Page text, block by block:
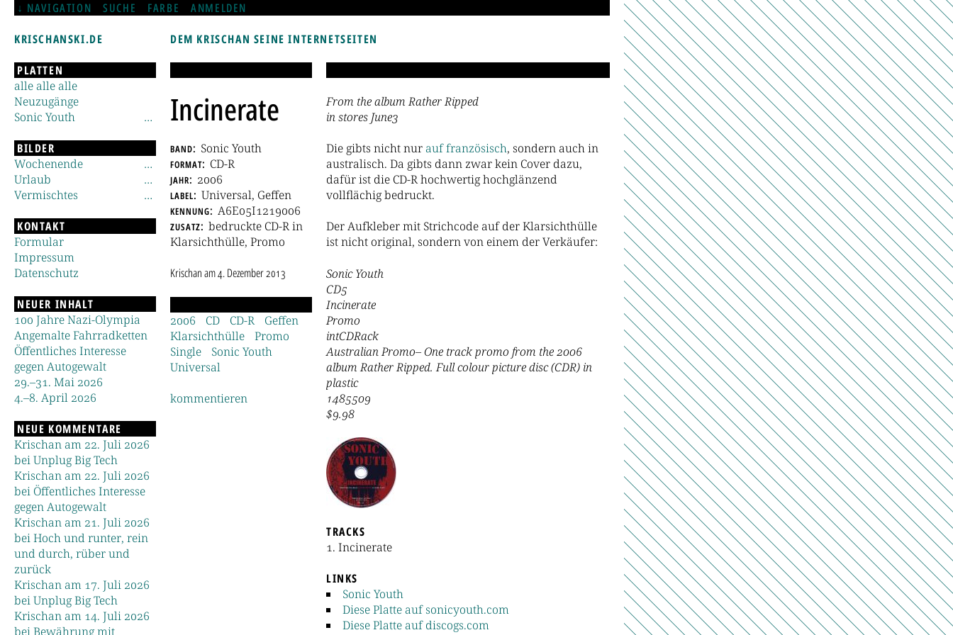
NAVIGATION SUCHE FARBE ANMELDEN
KRISCHANSKI.DE DEM KRISCHAN SEINE INTERNETSEITEN
Incinerate
band Sonic Youth
format CD-R
jahr 2006
label Universal, Geffen
kennung A6E05I1219006
zusatz bedruckte CD-R in
Klarsichthülle, Promo
Krischanam4. Dezember 2013
From the album Rather Ripped
in stores June3
Die gibts nicht nurauffranzösisch, sondern auch in
australisch. Da gibts dann zwar kein Cover dazu,
dafür ist die CD-R hochwertig hochglänzend
vollflächig bedruckt.
Der Aufkleber mit Strichcode auf der Klarsichthülle
ist nicht original, sondern von einem der Verkäufer:
Sonic Youth
CD5
Incinerate
Promo
intCDRack
Australian Promo– One track promo from the 2006
album Rather Ripped. Full colour picture disc (CDR) in
plastic
1485509
$9.98
TRACKS
Incinerate
LINKS
Sonic Youth
Diese Platte auf sonicyouth.com
Diese Platte auf discogs.com
2006 CD CD-R
Geffen
Klarsichthülle
Promo
Single
Sonic Youth
Universal
kommentieren
PLATTEN
alle alle alle
Neuzugänge
Sonic Youth
BILDER
Wochenende
Urlaub
Vermischtes
KONTAKT
Formular
Impressum
Datenschutz
NEUER INHALT
100 Jahre Nazi-Olympia
Angemalte Fahrradketten
Öffentliches Interesse
gegen Autogewalt
29.–31. Mai 2026
4.–8. April 2026
NEUE KOMMENTARE
Krischan am 22. Juli 2026
bei Unplug Big Tech
Krischan am 22. Juli 2026
bei Öffentliches Interesse
gegen Autogewalt
Krischan am 21. Juli 2026
bei Hoch und runter, rein
und durch, rüber und
zurück
Krischan am 17. Juli 2026
bei Unplug Big Tech
Krischan am 14. Juli 2026
bei Bewährung mit